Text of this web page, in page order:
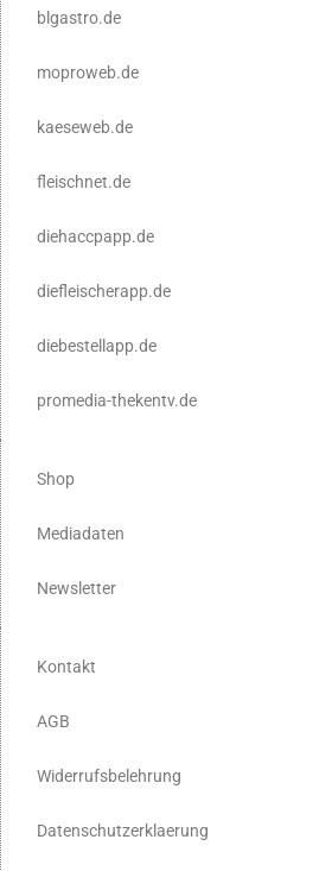
blgastro.de
moproweb.de
kaeseweb.de
fleischnet.de
diehaccpapp.de
diefleischerapp.de
diebestellapp.de
promedia-thekentv.de
Shop
Mediadaten
Newsletter
Kontakt
AGB
Widerrufsbelehrung
Datenschutzerklaerung